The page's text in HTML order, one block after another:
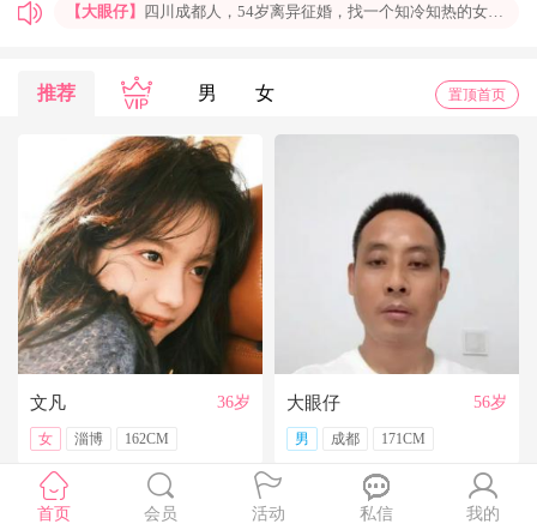
【大眼仔】
四川成都人，54岁离异征婚，找一个知冷知热的女人结婚过日子，非诚勿扰
【一米阳光】
上海征婚，找一位条件好点、能结婚的伴侣成家
【玉兰花】 山东济南本人，离异带一女儿，大龄男征婚，非诚勿扰。
【红玫】你再不来，我都老啦，个人诚征婚，限广西南宁
【乐园】 湖北蕲春离异大龄女征婚，找一个蕲春的、60岁上下的男士结婚，共同过日子，不诚勿扰
【携手到老】今天开通钻石会员了，给我来信吧，我能看到你的联系方式哦
【铭铭】40岁未婚上海杨浦男征婚，外地人或者上海人都可以，不介意是否离异，三观合适即可，速与我联系。
【任子君】 现居深圳罗湖区，44岁，离异，在深圳工作，找一个大方、善良，会疼爱人的女子做老婆，希望​‌‌能在这里遇见你，非诚勿扰。
【张小英】想找一个心动的人
推荐 男 女 置顶首页
文凡 36岁
女 淄博 162CM
大眼仔 56岁
男 成都 171CM
首页 会员 活动 私信 我的